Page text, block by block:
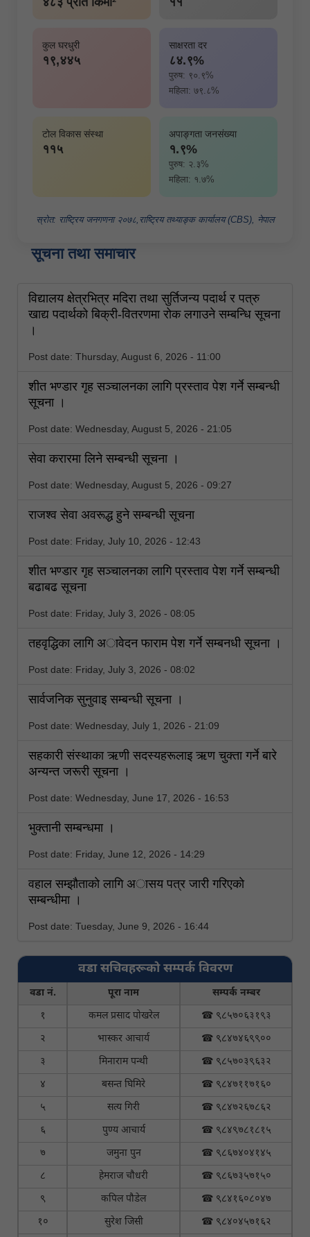
कुल घरधुरी
१९,४४५
साक्षरता दर
८४.९%
पुरुष: ९०.९%
महिला: ७९.८%
टोल विकास संस्था
११५
अपाङ्गता जनसंख्या
१.९%
पुरुष: २.३%
महिला: १.७%
स्रोत: राष्ट्रिय जनगणना २०७८,राष्ट्रिय तथ्याङ्क कार्यालय (CBS), नेपाल
सूचना तथा समाचार
विद्यालय क्षेत्रभित्र मदिरा तथा सुर्तिजन्य पदार्थ र पत्रु
खाद्य पदार्थको बिक्री-वितरणमा रोक लगाउने सम्बन्धि सूचना
।
Post date: Thursday, August 6, 2026 - 11:00
शीत भण्डार गृह सञ्चालनका लागि प्रस्ताव पेश गर्ने सम्बन्धी
सूचना ।
Post date: Wednesday, August 5, 2026 - 21:05
सेवा करारमा लिने सम्बन्धी सूचना ।
Post date: Wednesday, August 5, 2026 - 09:27
राजश्व सेवा अवरूद्ध हुने सम्बन्धी सूचना
Post date: Friday, July 10, 2026 - 12:43
शीत भण्डार गृह सञ्चालनका लागि प्रस्ताव पेश गर्ने सम्बन्धी
बढाबढ सूचना
Post date: Friday, July 3, 2026 - 08:05
तहवृद्धिका लागि अावेदन फाराम पेश गर्ने सम्बनधी सूचना ।
Post date: Friday, July 3, 2026 - 08:02
सार्वजनिक सुनुवाइ सम्बन्धी सूचना ।
Post date: Wednesday, July 1, 2026 - 21:09
सहकारी संस्थाका ऋणी सदस्यहरूलाइ ऋण चुक्ता गर्ने बारे
अन्यन्त जरूरी सूचना ।
Post date: Wednesday, June 17, 2026 - 16:53
भुक्तानी सम्बन्धमा ।
Post date: Friday, June 12, 2026 - 14:29
वहाल सम्झाैताकाे लागि अासय पत्र जारी गरिएकाे
सम्बन्धीमा ।
Post date: Tuesday, June 9, 2026 - 16:44
वडा सचिवहरूको सम्पर्क विवरण
वडा नं. पूरा नाम
सम्पर्क नम्बर
१
कमल प्रसाद पोखरेल
☎ ९८५७०६३१९३
२
भास्कर आचार्य
☎ ९८४७४६९९००
३
मिनाराम पन्थी
☎ ९८५७०३९६३२
४
बसन्त घिमिरे
☎ ९८४७११७१६०
५
सत्य गिरी
☎ ९८४७२६७८६२
६
पुण्य आचार्य
☎ ९८४९७८१८१५
७
जमुना पुन
☎ ९८६७४०४१४५
८
हेमराज चौधरी
☎ ९८६७३५७१५०
९
कपिल पौडेल
☎ ९८४१६०८०४७
१०
सुरेश जिसी ☎ ९८४०४५७१६२